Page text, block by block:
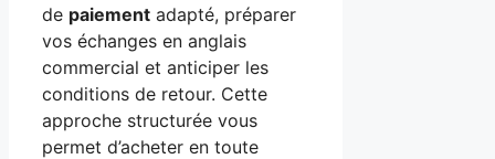
de paiement adapté, préparer
vos échanges en anglais
commercial et anticiper les
conditions de retour. Cette
approche structurée vous
permet d’acheter en toute